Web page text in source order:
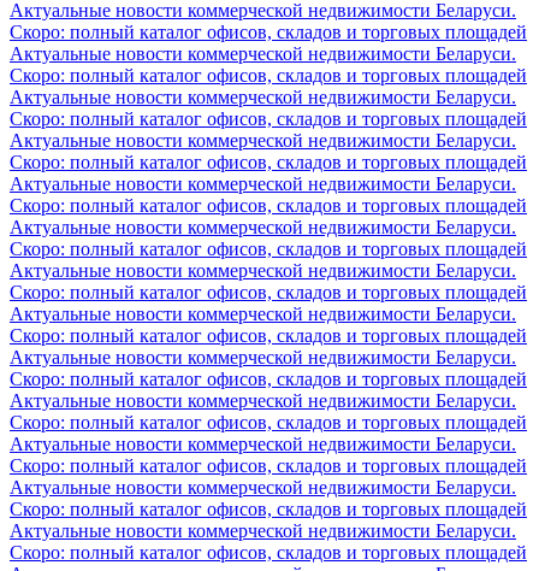
Актуальные новости коммерческой недвижимости Беларуси.
Скоро: полный каталог офисов, складов и торговых площадей
Актуальные новости коммерческой недвижимости Беларуси.
Скоро: полный каталог офисов, складов и торговых площадей
Актуальные новости коммерческой недвижимости Беларуси.
Скоро: полный каталог офисов, складов и торговых площадей
Актуальные новости коммерческой недвижимости Беларуси.
Скоро: полный каталог офисов, складов и торговых площадей
Актуальные новости коммерческой недвижимости Беларуси.
Скоро: полный каталог офисов, складов и торговых площадей
Актуальные новости коммерческой недвижимости Беларуси.
Скоро: полный каталог офисов, складов и торговых площадей
Актуальные новости коммерческой недвижимости Беларуси.
Скоро: полный каталог офисов, складов и торговых площадей
Актуальные новости коммерческой недвижимости Беларуси.
Скоро: полный каталог офисов, складов и торговых площадей
Актуальные новости коммерческой недвижимости Беларуси.
Скоро: полный каталог офисов, складов и торговых площадей
Актуальные новости коммерческой недвижимости Беларуси.
Скоро: полный каталог офисов, складов и торговых площадей
Актуальные новости коммерческой недвижимости Беларуси.
Скоро: полный каталог офисов, складов и торговых площадей
Актуальные новости коммерческой недвижимости Беларуси.
Скоро: полный каталог офисов, складов и торговых площадей
Актуальные новости коммерческой недвижимости Беларуси.
Скоро: полный каталог офисов, складов и торговых площадей